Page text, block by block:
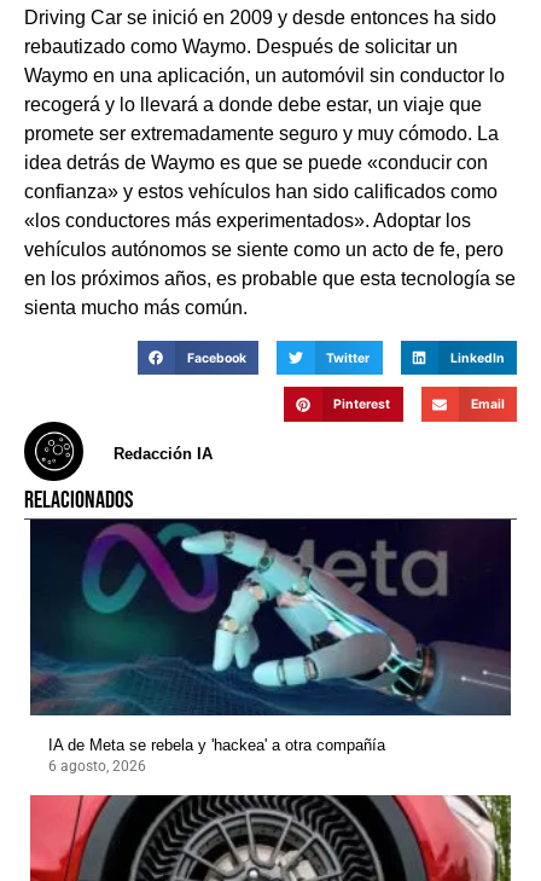
Driving Car se inició en 2009 y desde entonces ha sido
rebautizado como Waymo. Después de solicitar un
Waymo en una aplicación, un automóvil sin conductor lo
recogerá y lo llevará a donde debe estar, un viaje que
promete ser extremadamente seguro y muy cómodo. La
idea detrás de Waymo es que se puede «conducir con
confianza» y estos vehículos han sido calificados como
«los conductores más experimentados». Adoptar los
vehículos autónomos se siente como un acto de fe, pero
en los próximos años, es probable que esta tecnología se
sienta mucho más común.
Facebook Twitter LinkedIn
Pinterest Email
Redacción IA
RELACIONADOS
IA de Meta se rebela y 'hackea' a otra compañía
6 agosto, 2026